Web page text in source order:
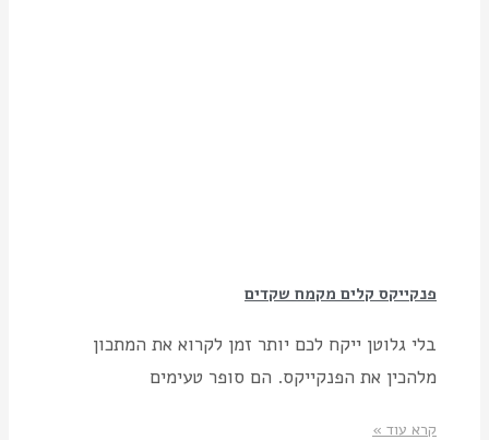
פנקייקס קלים מקמח שקדים
בלי גלוטן ייקח לכם יותר זמן לקרוא את המתכון
מלהכין את הפנקייקס. הם סופר טעימים
קרא עוד »